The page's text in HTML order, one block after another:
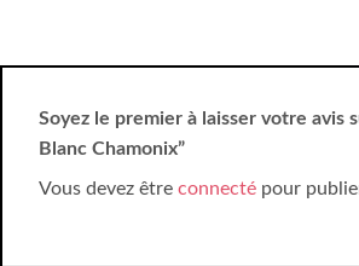
Soyez le premier à laisser votre avis
Blanc Chamonix”
Vous devez être connecté pour